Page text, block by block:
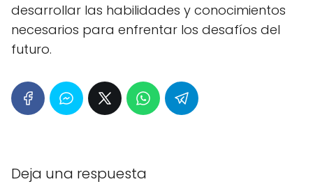
desarrollar las habilidades y conocimientos
necesarios para enfrentar los desafíos del
futuro.
Deja una respuesta